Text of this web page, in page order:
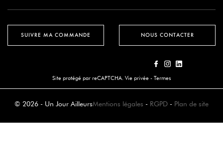
SUIVRE MA COMMANDE NOUS CONTACTER
Site protégé par reCAPTCHA. Vie privée - Termes
© 2026 - Un Jour AilleursMentions légales - RGPD - Plan de site